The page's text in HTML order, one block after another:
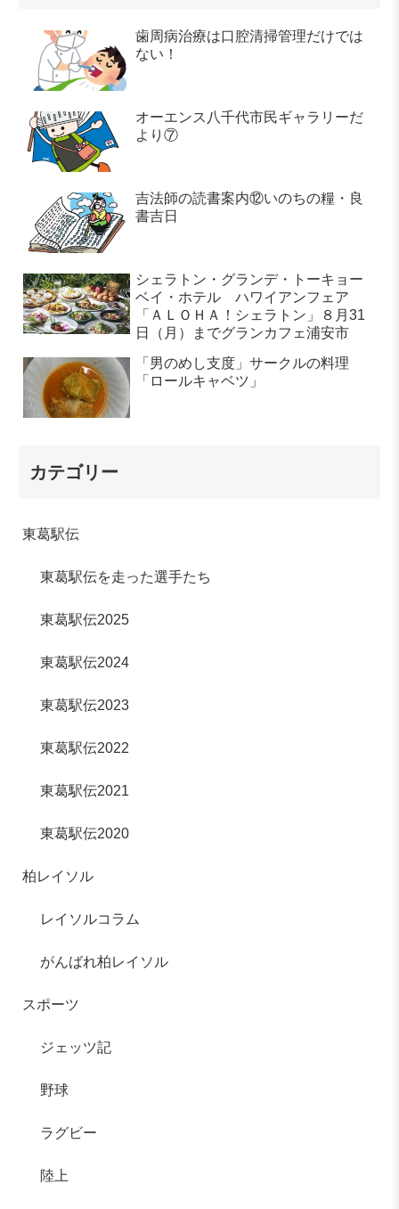
歯周病治療は口腔清掃管理だけでは
ない！
オーエンス八千代市民ギャラリーだ
より⑦
吉法師の読書案内⑫いのちの糧・良
書吉日
シェラトン・グランデ・トーキョー
ベイ・ホテル ハワイアンフェア
「ＡＬＯＨＡ！シェラトン」８月31
日（月）までグランカフェ浦安市
「男のめし支度」サークルの料理
「ロールキャベツ」
カテゴリー
東葛駅伝
東葛駅伝を走った選手たち
東葛駅伝2025
東葛駅伝2024
東葛駅伝2023
東葛駅伝2022
東葛駅伝2021
東葛駅伝2020
柏レイソル
レイソルコラム
がんばれ柏レイソル
スポーツ
ジェッツ記
野球
ラグビー
陸上